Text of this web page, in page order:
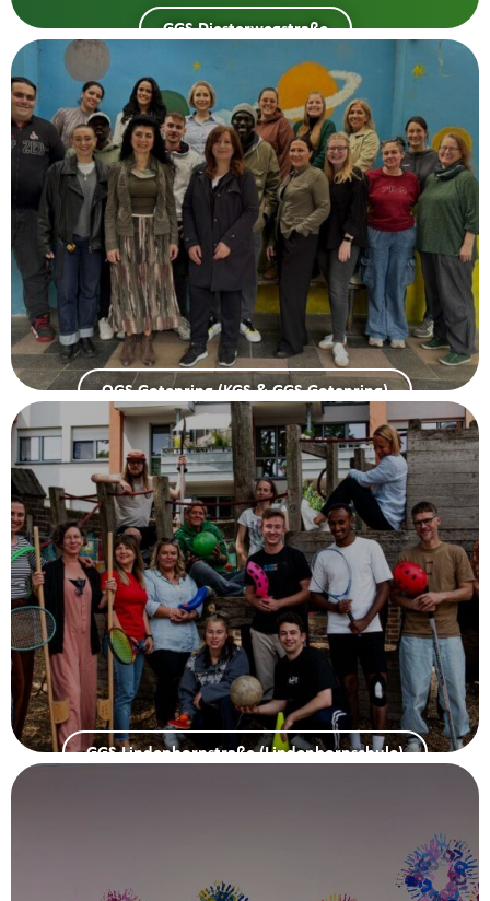
GGS Diesterwegstraße
OGS Gotenring (KGS & GGS Gotenring)
GGS Lindenbornstraße (Lindenbornschule)